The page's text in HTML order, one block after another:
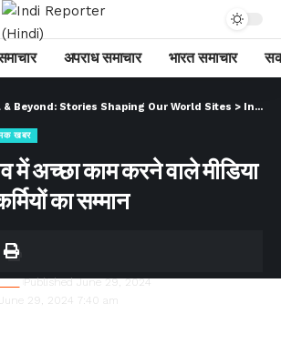
अपराध समाचार भारत समाचार
Beyond: Stories Shaping Our World Sites > Indi Reporter (Hindi)
खबर
में अच्छा काम करने वाले मीडिया
का सम्मान
29, 2024 7:40 am
Published June 29, 2024